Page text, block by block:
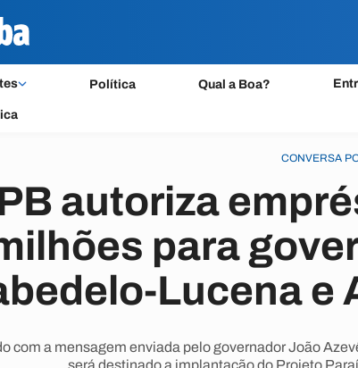
Política Qual a Boa?
CONVERSA
autoriza
para
Lucena e
com a mensagem enviada pelo governador João
será destinado a implantação do Projeto